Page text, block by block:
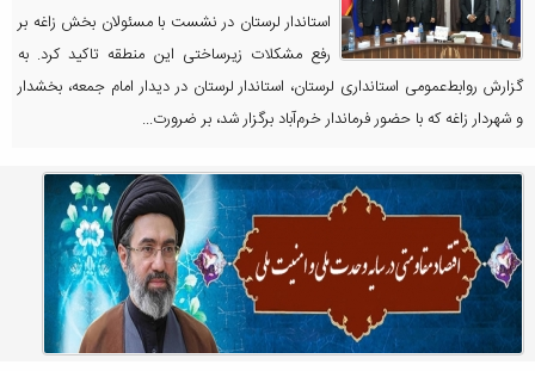
استاندار لرستان در نشست با مسئولان بخش زاغه بر
رفع مشکلات زیرساختی این منطقه تاکید کرد. به
گزارش روابط‌عمومی استانداری لرستان، استاندار لرستان در دیدار امام جمعه، بخشدار
و شهردار زاغه که با حضور فرماندار خرم‌آباد برگزار شد، بر ضرورت...